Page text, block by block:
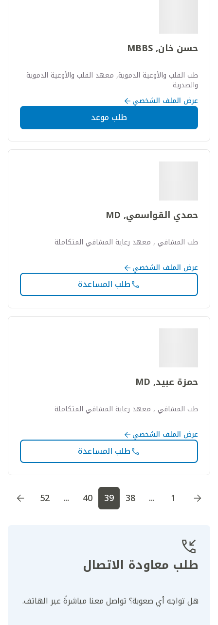
حسن خان, MBBS
طب القلب والأوعية الدموية, معهد القلب والأوعية الدموية
والصدرية
عرض الملف الشخصي
طلب موعد
حمدي القواسمي, MD
طب المشافي , معهد رعاية المشافي المتكاملة
عرض الملف الشخصي
طلب المساعدة
حمزة عبيد, MD
طب المشافي , معهد رعاية المشافي المتكاملة
عرض الملف الشخصي
طلب المساعدة
اذهب إلى الصفحة 1اذهب إلى الصفحة اذهب إلى 1
...
38
39
40
...
52
طلب معاودة الاتصال
هل تواجه أي صعوبة؟ تواصل معنا مباشرةً عبر الهاتف.